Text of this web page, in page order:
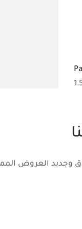
وجديد العروض
ر.ع.
4.50